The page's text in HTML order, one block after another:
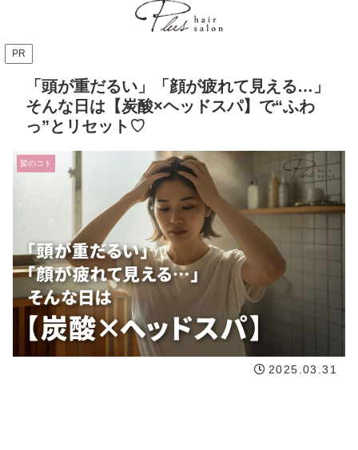
PR
「頭が重だるい」「顔が疲れて見える…」
そんな日は【炭酸×ヘッドスパ】で“ふわ
っ”とリセット♡
髪のコト
2025.03.31